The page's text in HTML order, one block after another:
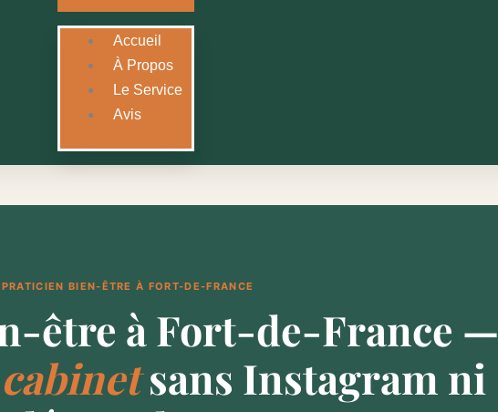
Accueil
À Propos
Le Service
Avis
PRATICIEN BIEN-ÊTRE À FORT-DE-FRANCE
être à Fort-de-France —
sans Instagram ni